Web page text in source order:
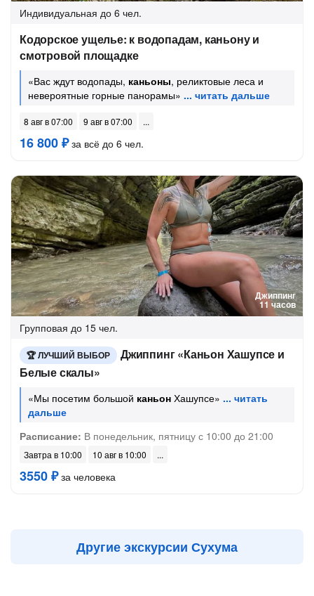
Индивидуальная до 6 чел.
Кодорское ущелье: к водопадам, каньону и
смотровой площадке
«Вас ждут водопады, каньоны, реликтовые леса и
невероятные горные панорамы»
8 авг в 07:00 9 авг в 07:00
16 800 ₽за всё до 6 чел.
Джиппинг
11 часов
Групповая до 15 чел.
ЛУЧШИЙ ВЫБОР
Джиппинг «Каньон Хашупсе и
Белые скалы»
«Мы посетим большой каньон Хашупсе»
Расписание: В понедельник, пятницу с 10:00 до 21:00
Завтра в 10:00 10 авг в 10:00
3550 ₽за человека
Другие экскурсии Сухума